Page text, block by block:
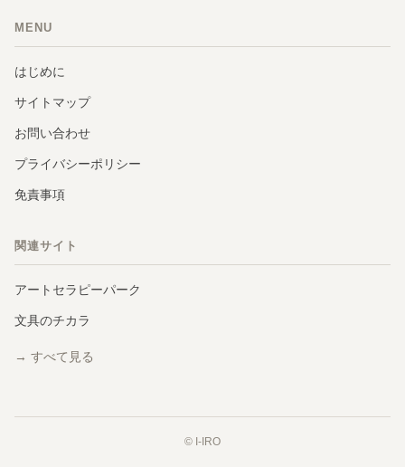
MENU
はじめに
サイトマップ
お問い合わせ
プライバシーポリシー
免責事項
関連サイト
アートセラピーパーク
文具のチカラ
→ すべて見る
© I-IRO